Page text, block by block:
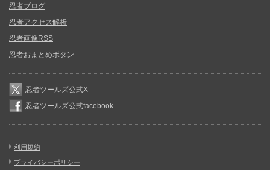
忍者ブログ
忍者アクセス解析
忍者画像RSS
忍者おまとめボタン
忍者ツールズ公式X
忍者ツールズ公式facebook
利用規約
プライバシーポリシー